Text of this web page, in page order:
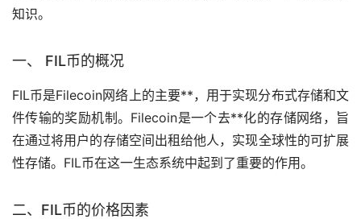
知识。
一、 FIL币的概况
FIL币是Filecoin网络上的主要**，用于实现分布式存储和文
件传输的奖励机制。Filecoin是一个去**化的存储网络，旨
在通过将用户的存储空间出租给他人，实现全球性的可扩展
性存储。FIL币在这一生态系统中起到了重要的作用。
二、FIL币的价格因素